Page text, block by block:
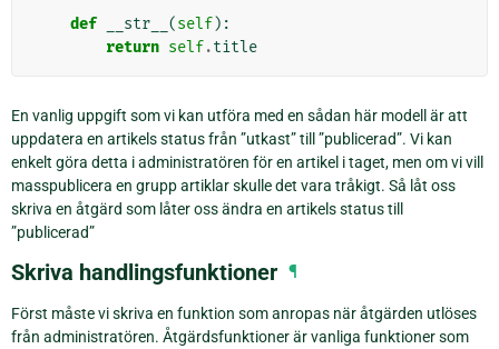
def __str__ (self):
return self.title
En vanlig uppgift som vi kan utföra med en sådan här modell är att
uppdatera en artikels status från ”utkast” till ”publicerad”. Vi kan
enkelt göra detta i administratören för en artikel i taget, men om vi vill
masspublicera en grupp artiklar skulle det vara tråkigt. Så låt oss
skriva en åtgärd som låter oss ändra en artikels status till
”publicerad”
Skriva handlingsfunktioner ¶
Först måste vi skriva en funktion som anropas när åtgärden utlöses
från administratören. Åtgärdsfunktioner är vanliga funktioner som